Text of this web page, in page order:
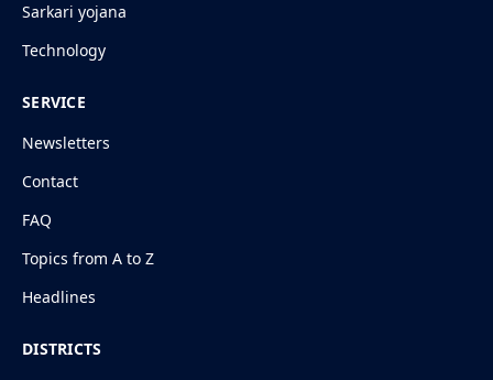
Sarkari yojana
Technology
SERVICE
Newsletters
Contact
FAQ
Topics from A to Z
Headlines
DISTRICTS